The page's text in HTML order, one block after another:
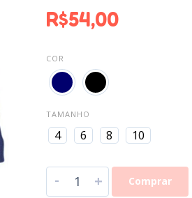
R$54,00
COR
TAMANHO
4 6 8 10
- + Comprar